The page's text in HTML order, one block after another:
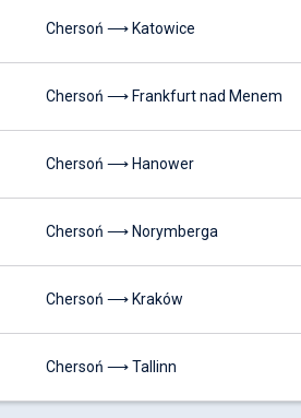
Chersoń ⟶ Katowice
Chersoń ⟶ Frankfurt nad Menem
Chersoń ⟶ Hanower
Chersoń ⟶ Norymberga
Chersoń ⟶ Kraków
Chersoń ⟶ Tallinn